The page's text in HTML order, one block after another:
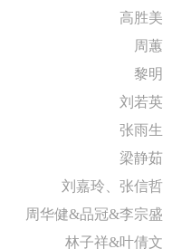
高胜美
周蕙
黎明
刘若英
张雨生
梁静茹
刘嘉玲、张信哲
周华健&品冠&李宗盛
林子祥&叶倩文